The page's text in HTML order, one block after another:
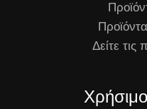
Δείτε